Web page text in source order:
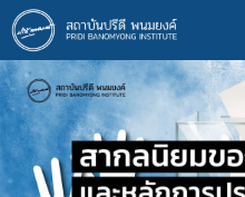
ข้าม
ไป
ยัง
เนื้อหา
หลัก